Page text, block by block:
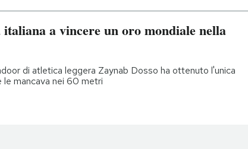
a vincere un oro mondiale nella
di atletica leggera Zaynab Dosso ha ottenuto l'unica
le mancava nei 60 metri